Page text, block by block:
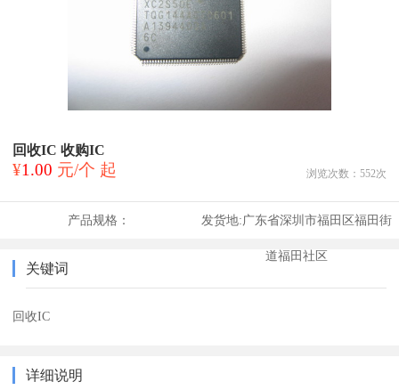
回收IC 收购IC
¥1.00 元/个 起 浏览次数： 552次
产品规格： 发货地:广东省深圳市福田区福田街
道福田社区
关键词
回收IC
详细说明